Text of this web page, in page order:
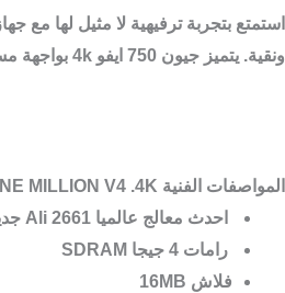
ونقية. يتميز جيون 750 ايفو 4k بواجهة مستخدم سهلة وبسيطة، مما يجعل
المواصفات الفنية TIGER ONE MILLION V4 .4K :-
احدث معالج عالميا Ali 2661 جديد ثنائي النواة 1 جيجاهيرتز وحدة المعالجة المركزية 4000 DMIPS مع شرائح ALIM 2661
رامات 4 جيجا SDRAM
فلاش 16MB